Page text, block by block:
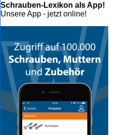
Schrauben-Lexikon als App!
Unsere App - jetzt online!